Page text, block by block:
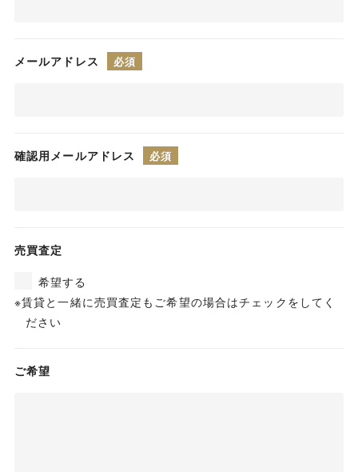
メールアドレス
確認用メールアドレス
売買査定
希望する
賃貸と一緒に売買査定もご希望の場合はチェックをしてく
ださい
ご希望